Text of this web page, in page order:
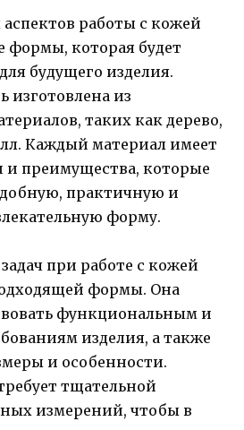
работы с кожей
формы, которая будет
будущего изделия.
из
таких как дерево,
Каждый материал имеет
и преимущества, которые
практичную и
форму.
при работе с кожей
формы. Она
функциональным и
изделия, а также
и особенности.
тщательной
измерений, чтобы в